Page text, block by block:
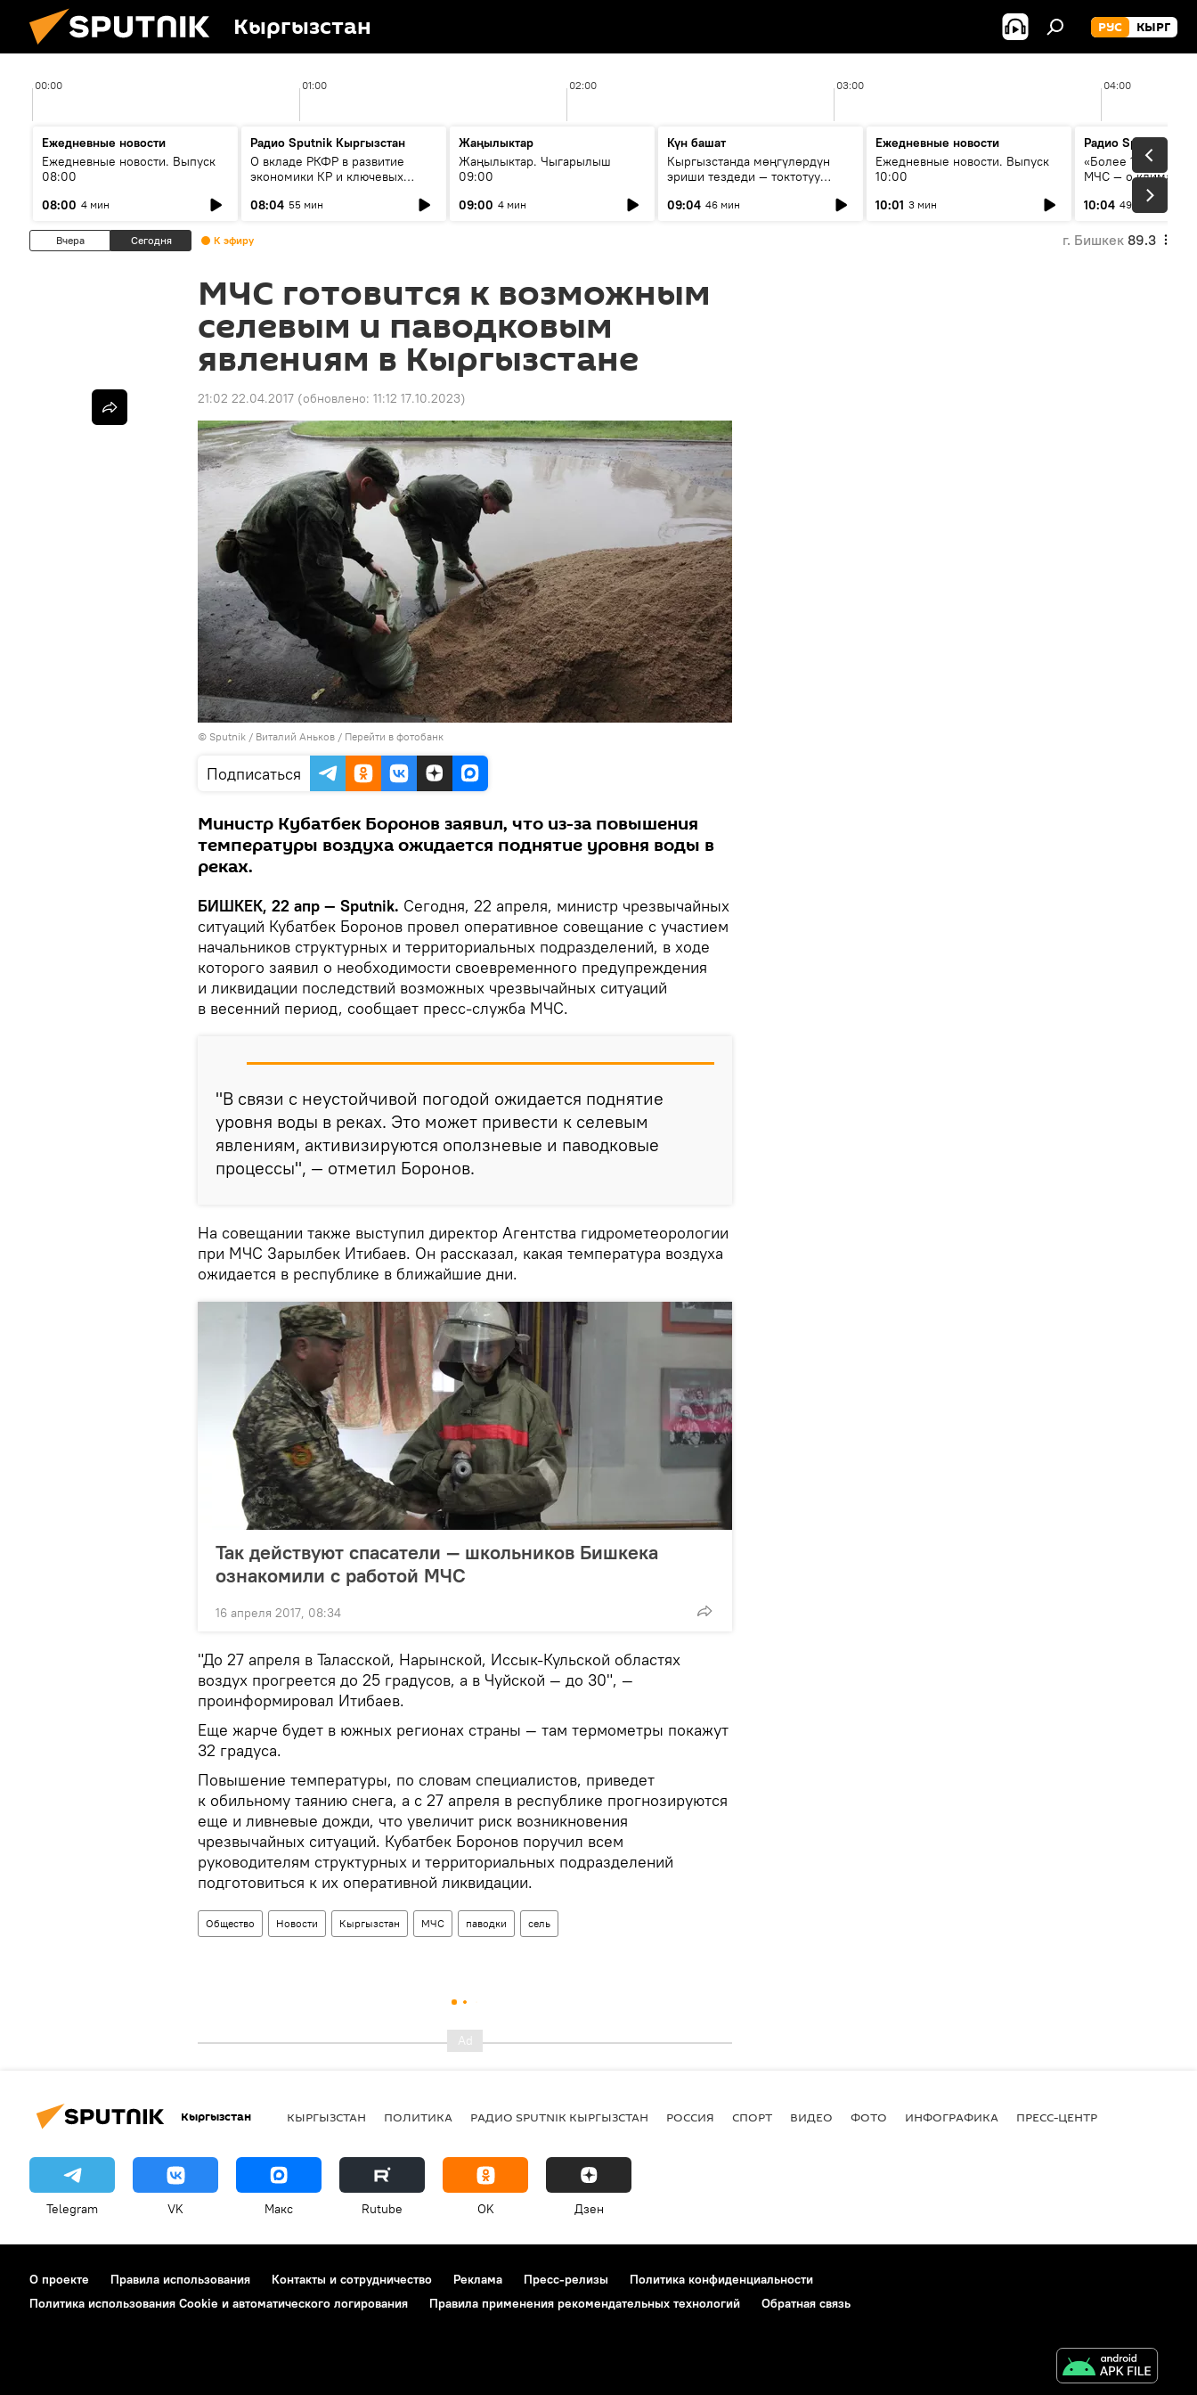
Кыргызстан РУС КЫРГ
00:00 01:00 02:00 03:00 04:00
Ежедневные новости
Ежедневные новости. Выпуск
08:00
08:00 4 мин
Радио Sputnik Кыргызстан
О вкладе РКФР в развитие
экономики КР и ключевых
08:04 55 мин
Жаңылыктар
Жаңылыктар. Чыгарылыш
09:00
09:00 4 мин
Күн башат
Кыргызстанда мөңгүлөрдүн
эриши тездеди — токтотуу
09:04 46 мин
Ежедневные новости
Ежедневные новости. Выпуск
10:00
10:01 3 мин
Радио Sputnik
«Более 1200 сёл в
МЧС — о климате,
системе
населения
10:04 49 мин
Вчера Сегодня К эфиру г. Бишкек 89.3
МЧС готовится к возможным
селевым и паводковым
явлениям в Кыргызстане
21:02 22.04.2017 (обновлено: 11:12 17.10.2023)
© Sputnik / Виталий Аньков / Перейти в фотобанк
Подписаться
Министр Кубатбек Боронов заявил, что из-за повышения
температуры воздуха ожидается поднятие уровня воды в
реках.
БИШКЕК, 22 апр — Sputnik. Сегодня, 22 апреля, министр чрезвычайных
ситуаций Кубатбек Боронов провел оперативное совещание с участием
начальников структурных и территориальных подразделений, в ходе
которого заявил о необходимости своевременного предупреждения
и ликвидации последствий возможных чрезвычайных ситуаций
в весенний период, сообщает пресс-служба МЧС.
"В связи с неустойчивой погодой ожидается поднятие
уровня воды в реках. Это может привести к селевым
явлениям, активизируются оползневые и паводковые
процессы", — отметил Боронов.
На совещании также выступил директор Агентства гидрометеорологии
при МЧС Зарылбек Итибаев. Он рассказал, какая температура воздуха
ожидается в республике в ближайшие дни.
Так действуют спасатели — школьников Бишкека
ознакомили с работой МЧС
16 апреля 2017, 08:34
"До 27 апреля в Таласской, Нарынской, Иссык-Кульской областях
воздух прогреется до 25 градусов, а в Чуйской — до 30", —
проинформировал Итибаев.
Еще жарче будет в южных регионах страны — там термометры покажут
32 градуса.
Повышение температуры, по словам специалистов, приведет
к обильному таянию снега, а с 27 апреля в республике прогнозируются
еще и ливневые дожди, что увеличит риск возникновения
чрезвычайных ситуаций. Кубатбек Боронов поручил всем
руководителям структурных и территориальных подразделений
подготовиться к их оперативной ликвидации.
Общество Новости Кыргызстан МЧС паводки сель
Кыргызстан КЫРГЫЗСТАН ПОЛИТИКА РАДИО SPUTNIK КЫРГЫЗСТАН РОССИЯ СПОРТ ВИДЕО ФОТО ИНФОГРАФИКА ПРЕСС-ЦЕНТР
Telegram VK Макс Rutube OK Дзен
О проекте Правила использования Контакты и сотрудничество Реклама Пресс-релизы
Политика конфиденциальности
Политика использования Cookie и автоматического логирования
Правила применения рекомендательных технологий Обратная связь